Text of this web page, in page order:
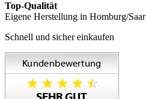
Top-Qualität
Eigene Herstellung in Homburg/Saar
Schnell und sicher einkaufen